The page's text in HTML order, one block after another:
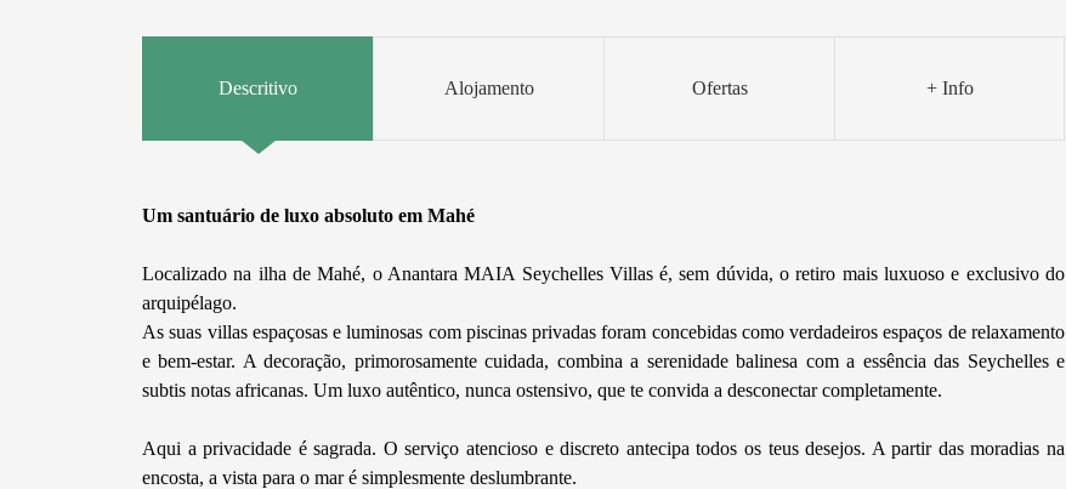
Descritivo Alojamento Ofertas + Info
Um santuário de luxo absoluto em Mahé
Localizado na ilha de Mahé, o Anantara MAIA Seychelles Villas é, sem dúvida, o retiro mais luxuoso e exclusivo do
arquipélago.
As suas villas espaçosas e luminosas com piscinas privadas foram concebidas como verdadeiros espaços de relaxamento
e bem-estar. A decoração, primorosamente cuidada, combina a serenidade balinesa com a essência das Seychelles e
subtis notas africanas. Um luxo autêntico, nunca ostensivo, que te convida a desconectar completamente.
Aqui a privacidade é sagrada. O serviço atencioso e discreto antecipa todos os teus desejos. A partir das moradias na
encosta, a vista para o mar é simplesmente deslumbrante.